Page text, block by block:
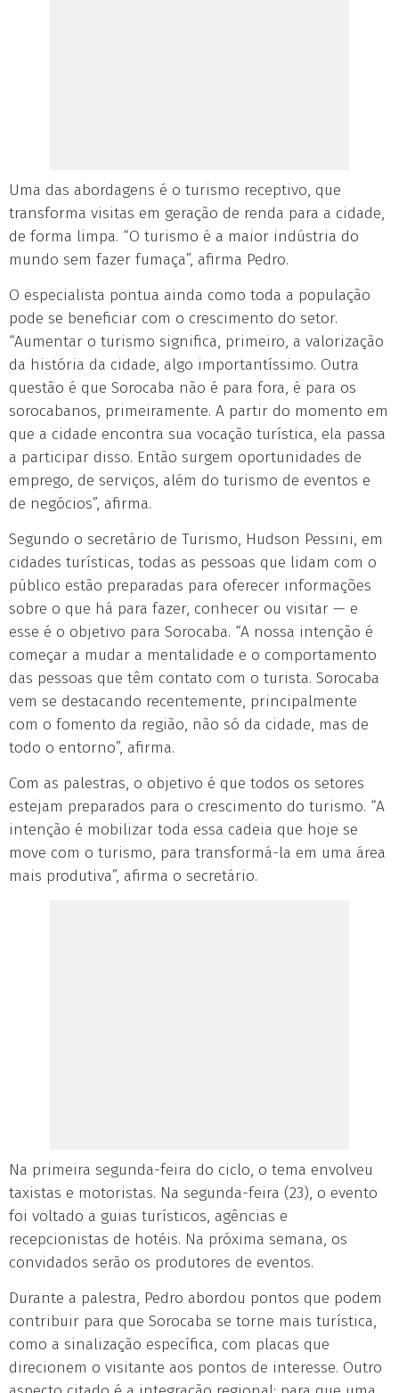
Uma das abordagens é o turismo receptivo, que
transforma visitas em geração de renda para a cidade,
de forma limpa. “O turismo é a maior indústria do
mundo sem fazer fumaça”, afirma Pedro.
O especialista pontua ainda como toda a população
pode se beneficiar com o crescimento do setor.
“Aumentar o turismo significa, primeiro, a valorização
da história da cidade, algo importantíssimo. Outra
questão é que Sorocaba não é para fora, é para os
sorocabanos, primeiramente. A partir do momento em
que a cidade encontra sua vocação turística, ela passa
a participar disso. Então surgem oportunidades de
emprego, de serviços, além do turismo de eventos e
de negócios”, afirma.
Segundo o secretário de Turismo, Hudson Pessini, em
cidades turísticas, todas as pessoas que lidam com o
público estão preparadas para oferecer informações
sobre o que há para fazer, conhecer ou visitar — e
esse é o objetivo para Sorocaba. “A nossa intenção é
começar a mudar a mentalidade e o comportamento
das pessoas que têm contato com o turista. Sorocaba
vem se destacando recentemente, principalmente
com o fomento da região, não só da cidade, mas de
todo o entorno”, afirma.
Com as palestras, o objetivo é que todos os setores
estejam preparados para o crescimento do turismo. “A
intenção é mobilizar toda essa cadeia que hoje se
move com o turismo, para transformá-la em uma área
mais produtiva”, afirma o secretário.
Na primeira segunda-feira do ciclo, o tema envolveu
taxistas e motoristas. Na segunda-feira (23), o evento
foi voltado a guias turísticos, agências e
recepcionistas de hotéis. Na próxima semana, os
convidados serão os produtores de eventos.
Durante a palestra, Pedro abordou pontos que podem
contribuir para que Sorocaba se torne mais turística,
como a sinalização específica, com placas que
direcionem o visitante aos pontos de interesse. Outro